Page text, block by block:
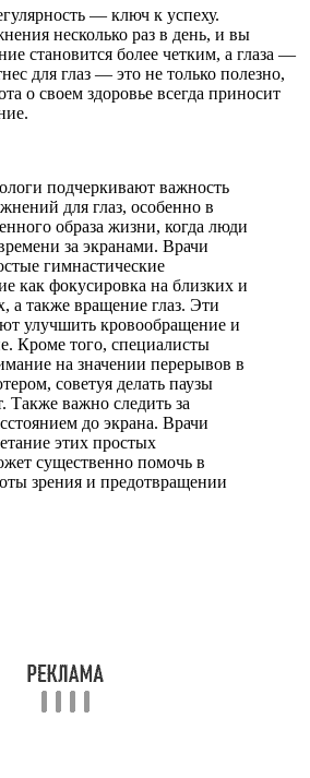
— ключ к успеху.
несколько раз в день, и вы
становится более четким, а глаза —
для глаз — это не только полезно,
о своем здоровье всегда приносит
подчеркивают важность
для глаз, особенно в
образа жизни, когда люди
за экранами. Врачи
гимнастические
как фокусировка на близких и
а также вращение глаз. Эти
улучшить кровообращение и
Кроме того, специалисты
на значении перерывов в
советуя делать паузы
Также важно следить за
до экрана. Врачи
этих простых
существенно помочь в
зрения и предотвращении